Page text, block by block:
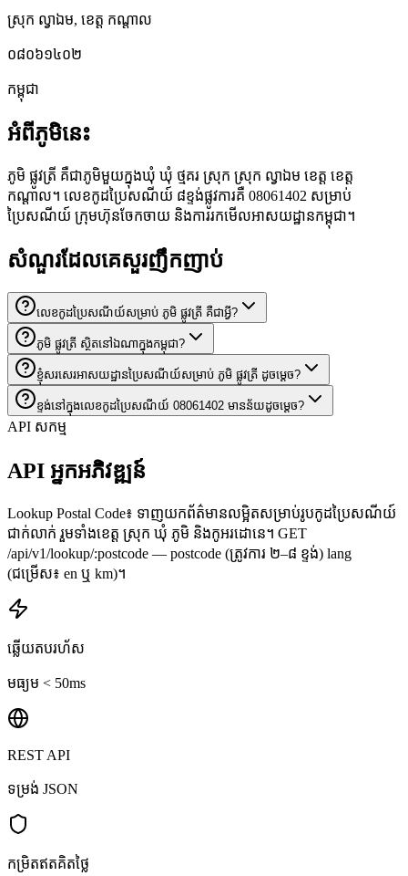
ស្រុក ល្វាឯម, ខេត្ត កណ្តាល
០៨០៦១៤០២
កម្ពុជា
អំពីភូមិនេះ
ភូមិ ផ្លូវត្រី គឺជាភូមិមួយក្នុងឃុំ ឃុំ ថ្មគរ ស្រុក ស្រុក ល្វាឯម ខេត្ត ខេត្ត
កណ្តាល។ លេខកូដប្រៃសណីយ៍ ៨ខ្ទង់ផ្លូវការគឺ 08061402 សម្រាប់
ប្រៃសណីយ៍ ក្រុមហ៊ុនចែកចាយ និងការរកមើលអាសយដ្ឋានកម្ពុជា។
សំណួរដែលគេសួរញឹកញាប់
លេខកូដប្រៃសណីយ៍សម្រាប់ ភូមិ ផ្លូវត្រី គឺជាអ្វី?
ភូមិ ផ្លូវត្រី ស្ថិតនៅឯណាក្នុងកម្ពុជា?
ខ្ញុំសរសេរអាសយដ្ឋានប្រៃសណីយ៍សម្រាប់ ភូមិ ផ្លូវត្រី ដូចម្តេច?
ខ្ទង់នៅក្នុងលេខកូដប្រៃសណីយ៍ 08061402 មានន័យដូចម្តេច?
API សកម្ម
API អ្នកអភិវឌ្ឍន៍
Lookup Postal Code៖ ទាញយកព័ត៌មានលម្អិតសម្រាប់រូបកូដប្រៃសណីយ៍
ជាក់លាក់ រួមទាំងខេត្ត ស្រុក ឃុំ ភូមិ និងកូអរដោនេ។ GET
/api/v1/lookup/:postcode — postcode (ត្រូវការ ២–៨ ខ្ទង់) lang
(ជម្រើស៖ en ឬ km)។
ឆ្លើយតបរហ័ស
មធ្យម < 50ms
REST API
ទម្រង់ JSON
កម្រិតឥតគិតថ្លៃ